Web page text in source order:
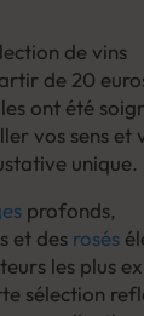
de vins
de 20
ont été
vos sens
unique.
profonds,
et des rosés
les plus
sélection